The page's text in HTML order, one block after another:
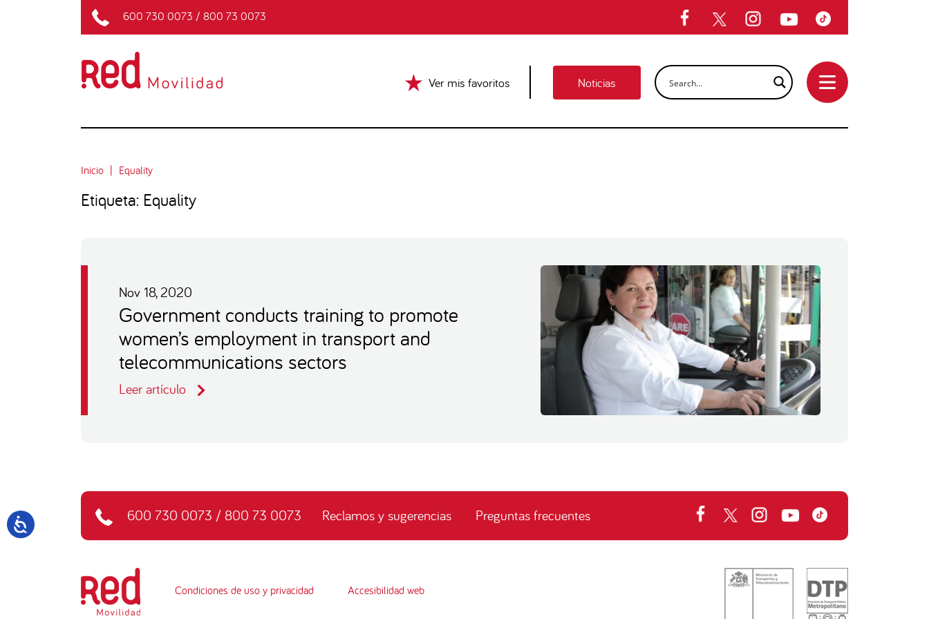
600 730 0073 / 800 73 0073
Ver mis favoritos Noticias
Inicio Equality
Etiqueta: Equality
Nov 18, 2020
Government conducts training to promote
women’s employment in transport and
telecommunications sectors
Leer artículo
600 730 0073 / 800 73 0073 Reclamos y sugerencias Preguntas frecuentes
Condiciones de uso y privacidad Accesibilidad web